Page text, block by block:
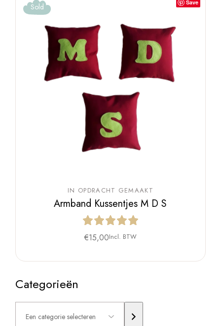
Save
Sold
IN OPDRACHT GEMAAKT
Armband Kussentjes M D S
€15,00Incl. BTW
Categorieën
Een
categorie
selecteren